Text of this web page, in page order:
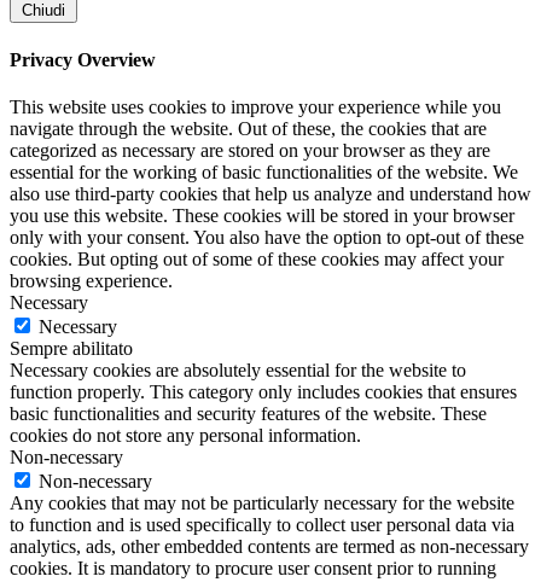
Chiudi
Privacy Overview
This website uses cookies to improve your experience while you
navigate through the website. Out of these, the cookies that are
categorized as necessary are stored on your browser as they are
essential for the working of basic functionalities of the website. We
also use third-party cookies that help us analyze and understand how
you use this website. These cookies will be stored in your browser
only with your consent. You also have the option to opt-out of these
cookies. But opting out of some of these cookies may affect your
browsing experience.
Necessary
Necessary
Sempre abilitato
Necessary cookies are absolutely essential for the website to
function properly. This category only includes cookies that ensures
basic functionalities and security features of the website. These
cookies do not store any personal information.
Non-necessary
Non-necessary
Any cookies that may not be particularly necessary for the website
to function and is used specifically to collect user personal data via
analytics, ads, other embedded contents are termed as non-necessary
cookies. It is mandatory to procure user consent prior to running